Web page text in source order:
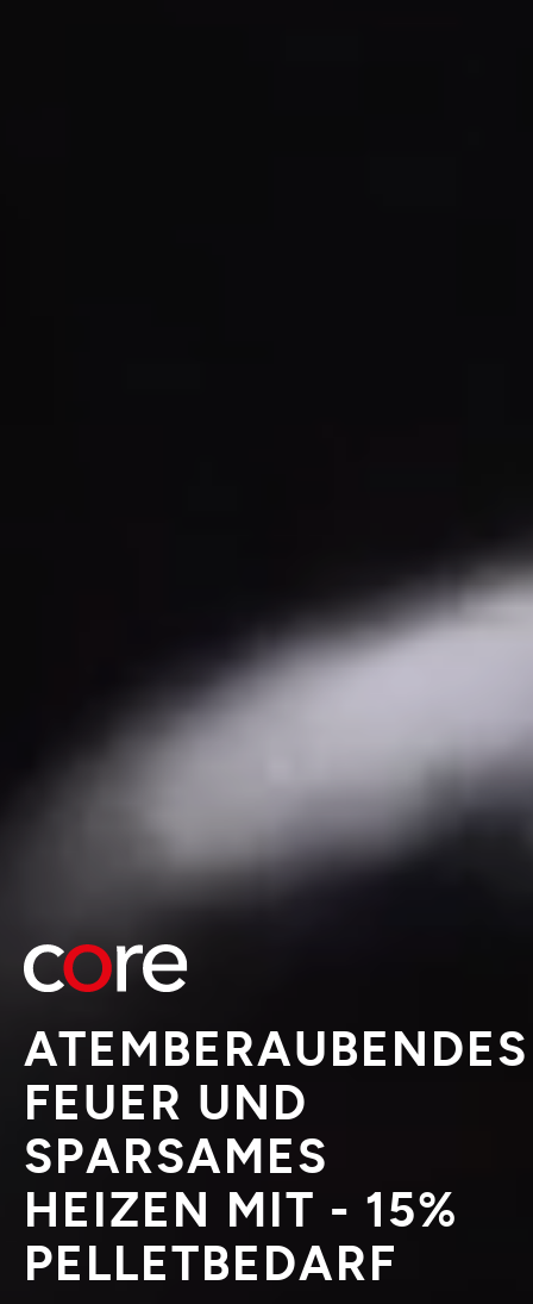
ATEMBERAUBENDES
FEUER UND
SPARSAMES
HEIZEN MIT - 15%
PELLETBEDARF